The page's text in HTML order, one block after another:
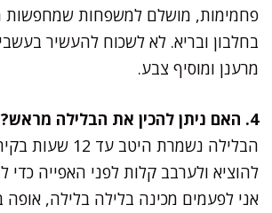
פחמימות, מושלם למשפחות שמחפשות
בחלבון ובריא. לא לשכוח להעשיר
מרענן ומוסיף צבע.
4. האם ניתן להכין את הבלילה מראש?
הבלילה נשמרת היטב
להוציא ולערבב קלות לפני האפייה כדי
אני לפעמים מכינה בלילה בלילה, אופה